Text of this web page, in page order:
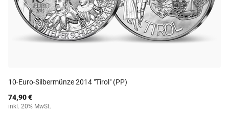
10-Euro-Silbermünze 2014 "Tirol" (PP)
74,90 €
inkl. 20% MwSt.